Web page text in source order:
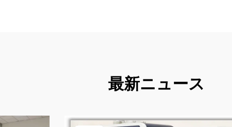
最新ニュース